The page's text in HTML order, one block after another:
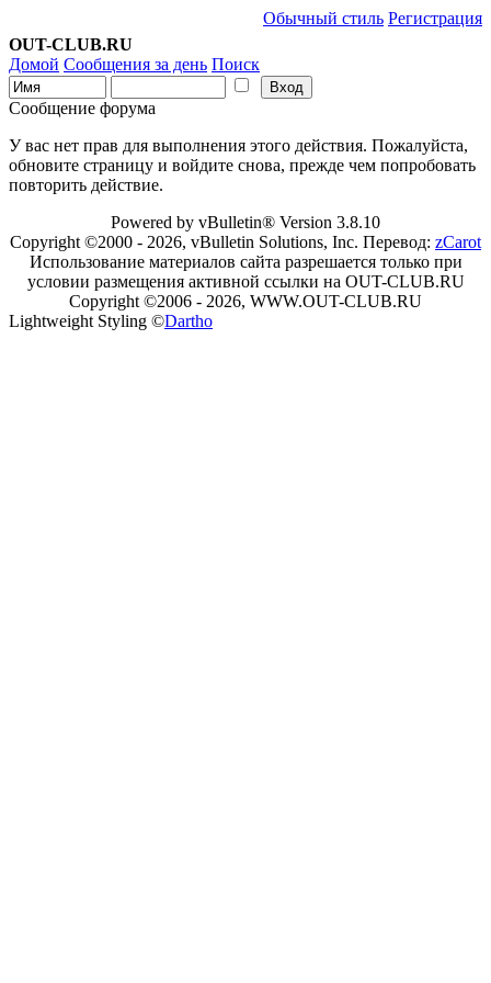
Обычный стиль Регистрация
OUT-CLUB.RU
Домой Сообщения за день Поиск
Сообщение форума
У вас нет прав для выполнения этого действия. Пожалуйста,
обновите страницу и войдите снова, прежде чем попробовать
повторить действие.
Powered by vBulletin® Version 3.8.10
Copyright ©2000 - 2026, vBulletin Solutions, Inc. Перевод: zCarot
Использование материалов сайта разрешается только при
условии размещения активной ссылки на OUT-CLUB.RU
Copyright ©2006 - 2026, WWW.OUT-CLUB.RU
Lightweight Styling ©Dartho